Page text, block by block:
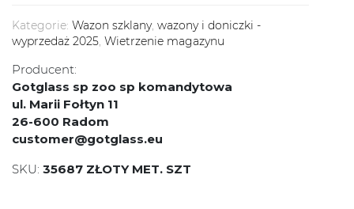
Kategorie: Wazon szklany, wazony i doniczki -
wyprzedaż 2025, Wietrzenie magazynu
Producent:
Gotglass sp zoo sp komandytowa
ul. Marii Fołtyn 11
26-600 Radom
customer@gotglass.eu
SKU: 35687 ZŁOTY MET. SZT